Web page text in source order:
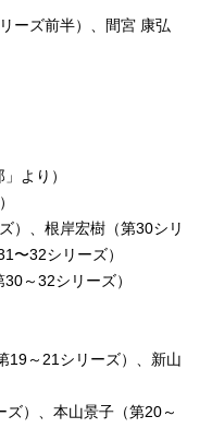
ーズ前半）、間宮 康弘
より）
）、根岸宏樹（第30シリ
〜32シリーズ）
～32シリーズ）
19～21シリーズ）、新山
）、本山景子（第20～